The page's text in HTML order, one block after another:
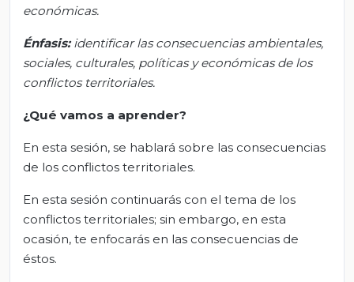
económicas.
Énfasis:identificarlas consecuencias ambientales,
sociales, culturales, políticas y económicas de los
conflictos territoriales.
¿Qué vamos a aprender?
En esta sesión, se hablará sobre las consecuencias
de los conflictos territoriales.
En esta sesión continuarás con el tema de los
conflictos territoriales; sin embargo, en esta
ocasión, te enfocarás en las consecuencias de
éstos.